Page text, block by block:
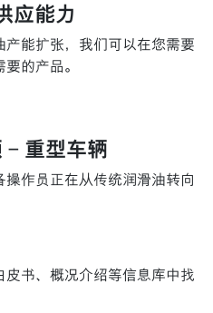
应能力
能扩张，我们可以在您需要
的产品。
重型车辆
操作员正在从传统润滑油转向
书、概况介绍等信息库中找